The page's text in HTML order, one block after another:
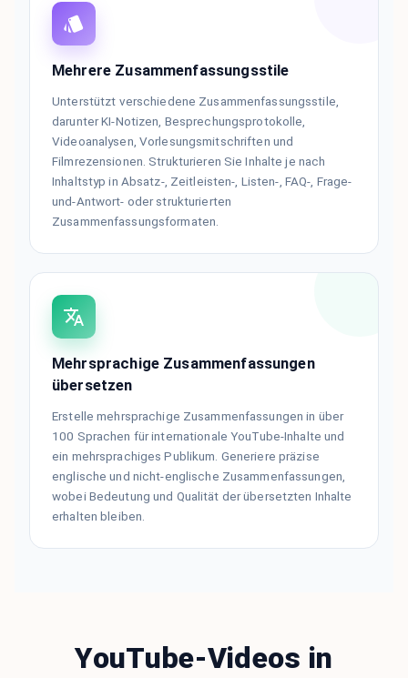
Mehrere Zusammenfassungsstile
Unterstützt verschiedene Zusammenfassungsstile,
darunter KI-Notizen, Besprechungsprotokolle,
Videoanalysen, Vorlesungsmitschriften und
Filmrezensionen. Strukturieren Sie Inhalte je nach
Inhaltstyp in Absatz-, Zeitleisten-, Listen-, FAQ-, Frage-
und-Antwort- oder strukturierten
Zusammenfassungsformaten.
Mehrsprachige Zusammenfassungen
übersetzen
Erstelle mehrsprachige Zusammenfassungen in über
100 Sprachen für internationale YouTube-Inhalte und
ein mehrsprachiges Publikum. Generiere präzise
englische und nicht-englische Zusammenfassungen,
wobei Bedeutung und Qualität der übersetzten Inhalte
erhalten bleiben.
YouTube-Videos in